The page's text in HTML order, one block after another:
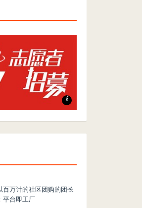
志愿者招募
百万计的社区团购的团长
平台即工厂